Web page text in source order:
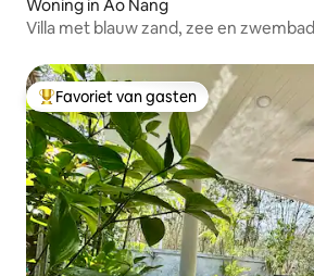
Woning in Ao Nang
Villa met blauw zand, zee en zwembad
Topfavoriet van gasten
Favoriet van gasten